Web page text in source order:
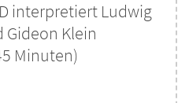
interpretiert Ludwig
Klein
Minuten)